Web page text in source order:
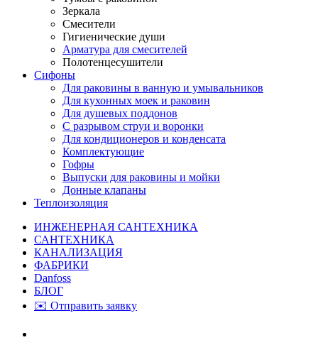
Зеркала
Смесители
Гигиенические души
Арматура для смесителей
Полотенцесушители
Сифоны
Для раковины в ванную и умывальников
Для кухонных моек и раковин
Для душевых поддонов
С разрывом струи и воронки
Для кондиционеров и конденсата
Комплектующие
Гофры
Выпуски для раковины и мойки
Донные клапаны
Теплоизоляция
ИНЖЕНЕРНАЯ САНТЕХНИКА
САНТЕХНИКА
КАНАЛИЗАЦИЯ
ФАБРИКИ
Danfoss
БЛОГ
✉️ Отправить заявку